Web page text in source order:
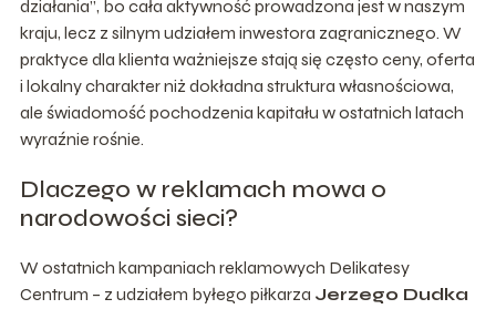
działania”, bo cała aktywność prowadzona jest w naszym
kraju, lecz z silnym udziałem inwestora zagranicznego. W
praktyce dla klienta ważniejsze stają się często ceny, oferta
i lokalny charakter niż dokładna struktura własnościowa,
ale świadomość pochodzenia kapitału w ostatnich latach
wyraźnie rośnie.
Dlaczego w reklamach mowa o
narodowości sieci?
W ostatnich kampaniach reklamowych Delikatesy
Centrum – z udziałem byłego piłkarza Jerzego Dudka